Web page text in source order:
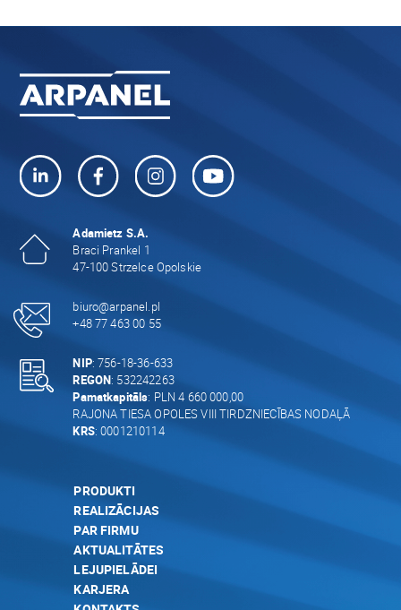
Adamietz S.A.
Braci Prankel 1
47-100 Strzelce Opolskie
biuro@arpanel.pl
+48 77 463 00 55
NIP: 756-18-36-633
REGON: 532242263
Pamatkapitāls: PLN 4 660 000,00
RAJONA TIESA OPOLES VIII TIRDZNIECĪBAS NODAĻĀ
KRS: 0001210114
PRODUKTI
REALIZĀCIJAS
PAR FIRMU
AKTUALITĀTES
LEJUPIELĀDEI
KARJERA